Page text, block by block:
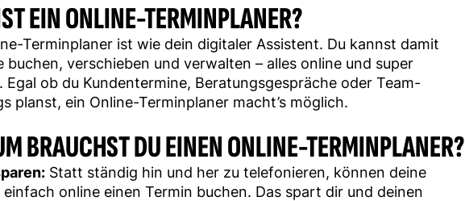
EIN ONLINE-TERMINPLANER?
Terminplaner ist wie dein digitaler Assistent. Du kannst damit
buchen, verschieben und verwalten – alles online und super
Egal ob du Kundentermine, Beratungsgespräche oder Team-
planst, ein Online-Terminplaner macht’s möglich.
BRAUCHST DU EINEN ONLINE-TERMINPLANER?
Statt ständig hin und her zu telefonieren, können deine
einfach online einen Termin buchen. Das spart dir und deinen